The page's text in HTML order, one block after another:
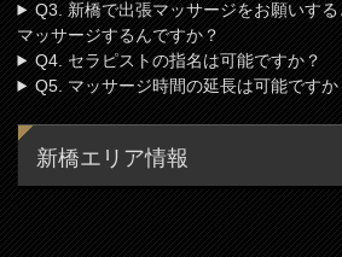
Q3. 新橋で出張マッサージをお願いす
マッサージするんですか？
Q4. セラピストの指名は可能ですか？
Q5. マッサージ時間の延長は可能ですか
新橋エリア情報